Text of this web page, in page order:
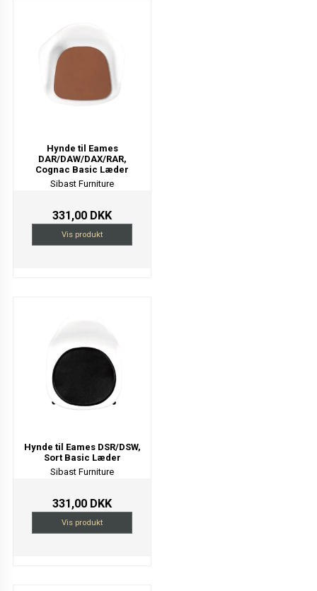
Hynde til Eames
DAR/DAW/DAX/RAR,
Cognac Basic Læder
Sibast Furniture
331,00 DKK
Vis produkt
Hynde til Eames DSR/DSW,
Sort Basic Læder
Sibast Furniture
331,00 DKK
Vis produkt